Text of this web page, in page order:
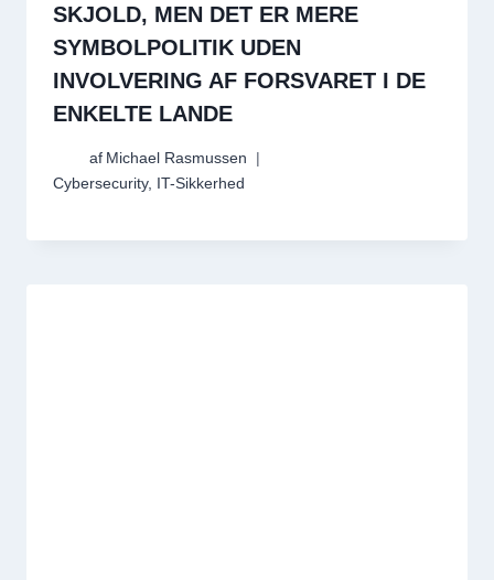
SKJOLD, MEN DET ER MERE
SYMBOLPOLITIK UDEN
INVOLVERING AF FORSVARET I DE
ENKELTE LANDE
af Michael Rasmussen
Cybersecurity, IT-Sikkerhed